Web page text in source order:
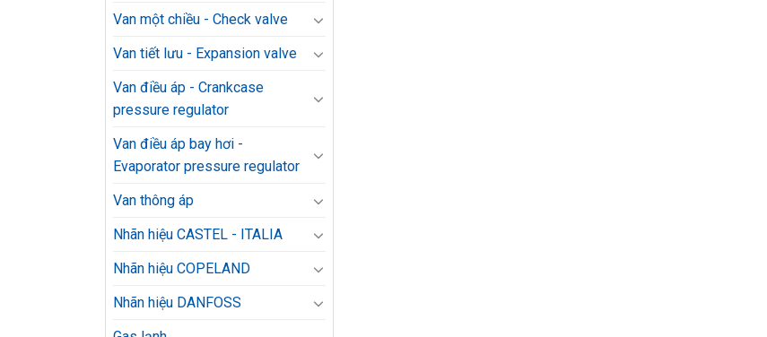
Van một chiều - Check valve
Van tiết lưu - Expansion valve
Van điều áp - Crankcase
pressure regulator
Van điều áp bay hơi -
Evaporator pressure regulator
Van thông áp
Nhãn hiệu CASTEL - ITALIA
Nhãn hiệu COPELAND
Nhãn hiệu DANFOSS